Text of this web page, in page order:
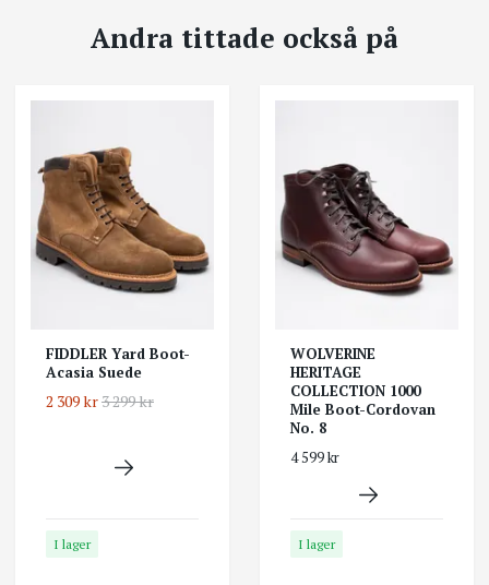
Andra tittade också på
FIDDLER Yard Boot-
Acasia Suede
2 309 kr3 299 kr
I lager
WOLVERINE
HERITAGE
COLLECTION 1000
Mile Boot-Cordovan
No. 8
4 599 kr
I lager